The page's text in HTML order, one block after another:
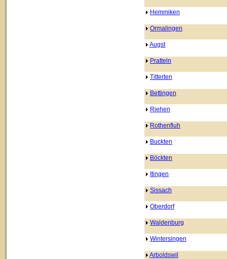
Hemmiken
Ormalingen
Augst
Pratteln
Titterten
Bettingen
Riehen
Rothenfluh
Buckten
Böckten
Itingen
Sissach
Oberdorf
Waldenburg
Wintersingen
Arboldswil